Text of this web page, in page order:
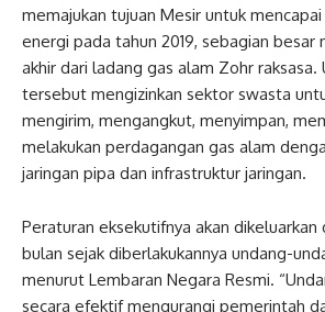
memajukan tujuan Mesir untuk
energi pada tahun 2019, sebagian besar
akhir dari ladang gas alam Zohr raksasa.
tersebut mengizinkan sektor swasta
mengirim, mengangkut, menyimpan,
melakukan perdagangan gas alam
jaringan pipa dan infrastruktur jaringan.
Peraturan eksekutifnya akan
bulan sejak diberlakukannya undang-
menurut Lembaran Negara Resmi.
secara efektif mengurangi pemerintah